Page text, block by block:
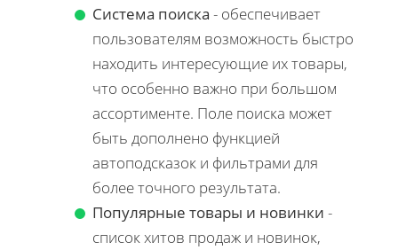
Система поиска - обеспечивает
пользователям возможность быстро
находить интересующие их товары,
что особенно важно при большом
ассортименте. Поле поиска может
быть дополнено функцией
автоподсказок и фильтрами для
более точного результата.
Популярные товары и новинки -
список хитов продаж и новинок,